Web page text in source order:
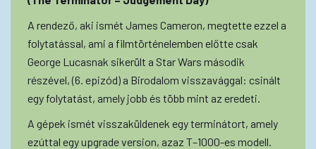
A rendező, aki ismét James Cameron, megtette ezzel a
folytatással, ami a filmtörténelemben előtte csak
George Lucasnak sikerült a Star Wars második
részével, (6. epizód) a Birodalom visszavággal: csinált
egy folytatást, amely jobb és több mint az eredeti.
A gépek ismét visszaküldenek egy terminátort, amely
ezúttal egy upgrade version, azaz T–1000-es modell.